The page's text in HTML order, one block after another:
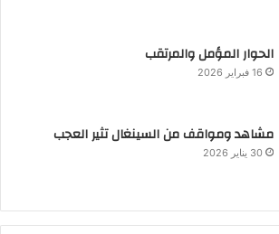
الحوار المؤمل والمرتقب
16 فبراير 2026
مشاهد ومواقف من السينغال تثير العجب
30 يناير 2026